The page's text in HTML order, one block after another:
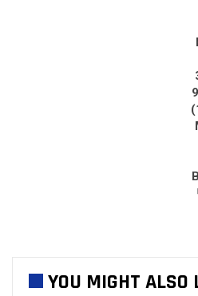
YOU MIGHT ALSO